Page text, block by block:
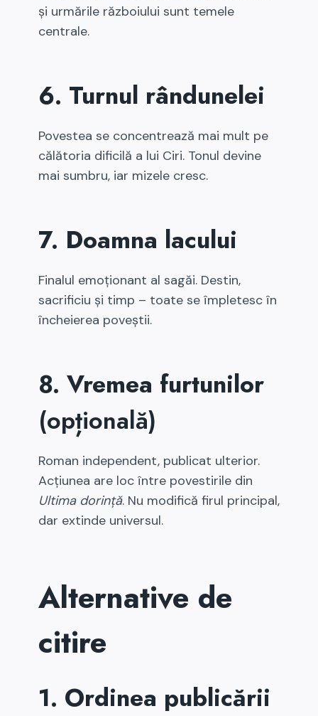
și urmările războiului sunt temele
centrale.
6. Turnul rândunelei
Povestea se concentrează mai mult pe
călătoria dificilă a lui Ciri. Tonul devine
mai sumbru, iar mizele cresc.
7. Doamna lacului
Finalul emoționant al sagăi. Destin,
sacrificiu și timp – toate se împletesc în
încheierea poveștii.
8. Vremea furtunilor
(opțională)
Roman independent, publicat ulterior.
Acțiunea are loc între povestirile din
Ultima dorință. Nu modifică firul principal,
dar extinde universul.
Alternative de
citire
1. Ordinea publicării